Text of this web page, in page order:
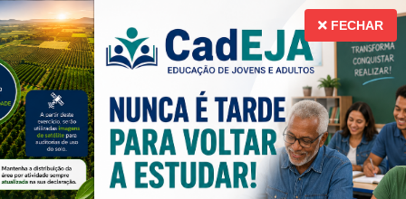
Ir para o conteúdo [alt+1] Ir para a busca
A Acessibilidade
Alto Contraste Mapa do Site
FECHAR